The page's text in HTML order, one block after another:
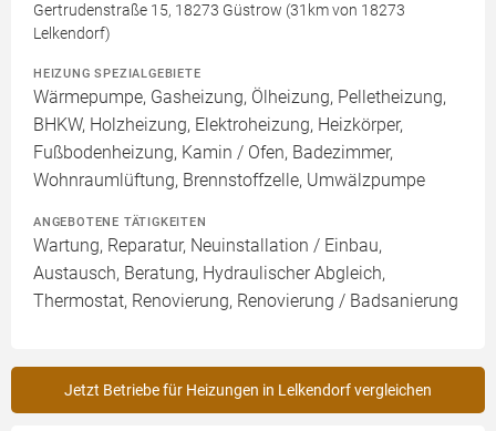
Gertrudenstraße 15, 18273 Güstrow (31km von 18273
Lelkendorf)
HEIZUNG SPEZIALGEBIETE
Wärmepumpe, Gasheizung, Ölheizung, Pelletheizung,
BHKW, Holzheizung, Elektroheizung, Heizkörper,
Fußbodenheizung, Kamin / Ofen, Badezimmer,
Wohnraumlüftung, Brennstoffzelle, Umwälzpumpe
ANGEBOTENE TÄTIGKEITEN
Wartung, Reparatur, Neuinstallation / Einbau,
Austausch, Beratung, Hydraulischer Abgleich,
Thermostat, Renovierung, Renovierung / Badsanierung
Jetzt Betriebe für Heizungen in Lelkendorf vergleichen